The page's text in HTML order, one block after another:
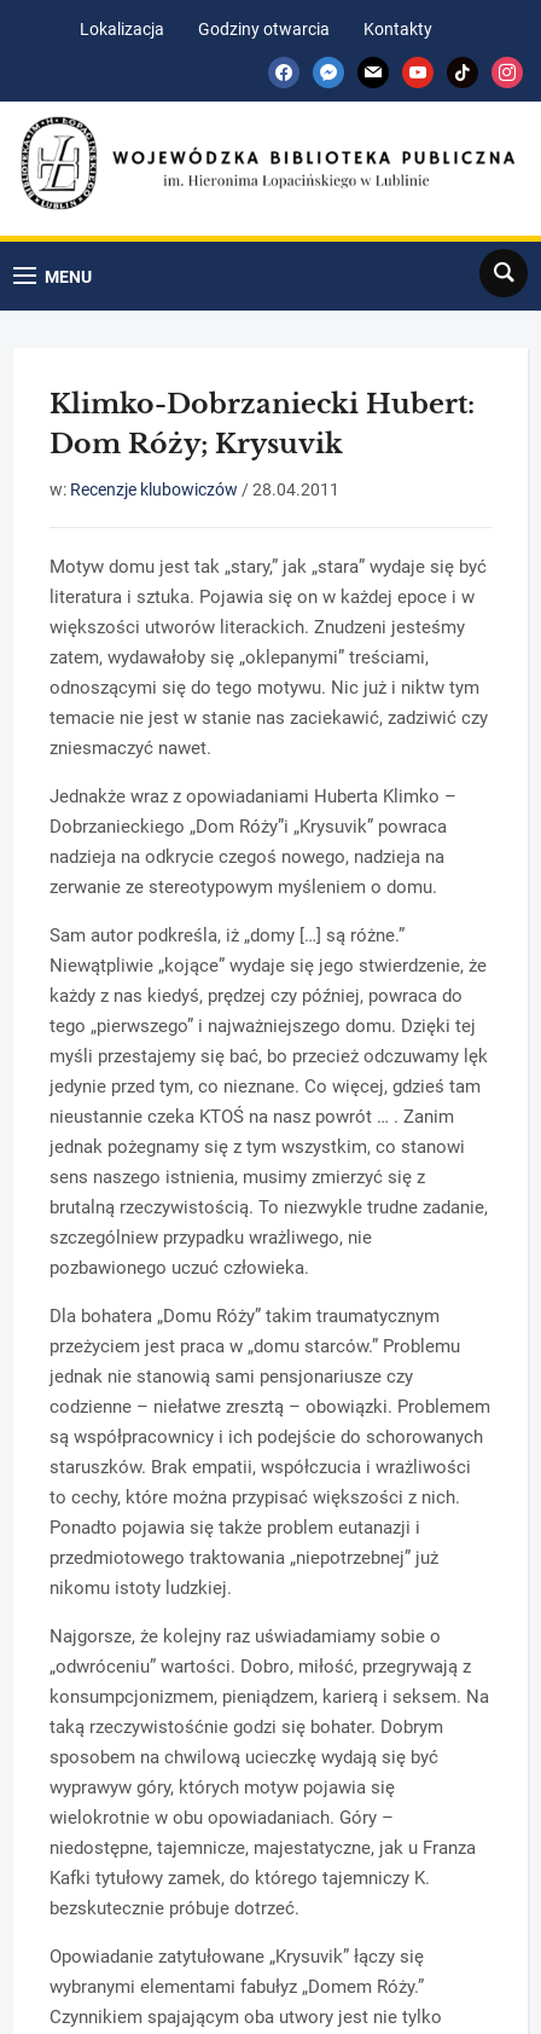
Lokalizacja Godziny otwarcia
Kontakty
facebookmessenger
mail youtubetiktok
MENU
Search
Klimko-Dobrzaniecki Hubert:
Dom Róży; Krysuvik
w: Recenzje klubowiczów /28.04.2011
Motyw domu jest tak „stary,” jak „stara” wydaje się być
literatura i sztuka. Pojawia się on w każdej epoce i w
większości utworów literackich. Znudzeni jesteśmy
zatem, wydawałoby się „oklepanymi” treściami,
odnoszącymi się do tego motywu. Nic już i niktw tym
temacie nie jest w stanie nas zaciekawić, zadziwić czy
zniesmaczyć nawet.
Jednakże wraz z opowiadaniami Huberta Klimko –
Dobrzanieckiego „Dom Róży”i „Krysuvik” powraca
nadzieja na odkrycie czegoś nowego, nadzieja na
zerwanie ze stereotypowym myśleniem o domu.
Sam autor podkreśla, iż „domy […] są różne.”
Niewątpliwie „kojące” wydaje się jego stwierdzenie, że
każdy z nas kiedyś, prędzej czy później, powraca do
tego „pierwszego” i najważniejszego domu. Dzięki tej
myśli przestajemy się bać, bo przecież odczuwamy lęk
jedynie przed tym, co nieznane. Co więcej, gdzieś tam
nieustannie czeka KTOŚ na nasz powrót … . Zanim
jednak pożegnamy się z tym wszystkim, co stanowi
sens naszego istnienia, musimy zmierzyć się z
brutalną rzeczywistością. To niezwykle trudne zadanie,
szczególniew przypadku wrażliwego, nie
pozbawionego uczuć człowieka.
Dla bohatera „Domu Róży” takim traumatycznym
przeżyciem jest praca w „domu starców.” Problemu
jednak nie stanowią sami pensjonariusze czy
codzienne – niełatwe zresztą – obowiązki. Problemem
są współpracownicy i ich podejście do schorowanych
staruszków. Brak empatii, współczucia i wrażliwości
to cechy, które można przypisać większości z nich.
Ponadto pojawia się także problem eutanazji i
przedmiotowego traktowania „niepotrzebnej” już
nikomu istoty ludzkiej.
Najgorsze, że kolejny raz uświadamiamy sobie o
„odwróceniu” wartości. Dobro, miłość, przegrywają z
konsumpcjonizmem, pieniądzem, karierą i seksem. Na
taką rzeczywistośćnie godzi się bohater. Dobrym
sposobem na chwilową ucieczkę wydają się być
wyprawyw góry, których motyw pojawia się
wielokrotnie w obu opowiadaniach. Góry –
niedostępne, tajemnicze, majestatyczne, jak u Franza
Kafki tytułowy zamek, do którego tajemniczy K.
bezskutecznie próbuje dotrzeć.
Opowiadanie zatytułowane „Krysuvik” łączy się
wybranymi elementami fabułyz „Domem Róży.”
Czynnikiem spajającym oba utwory jest nie tylko